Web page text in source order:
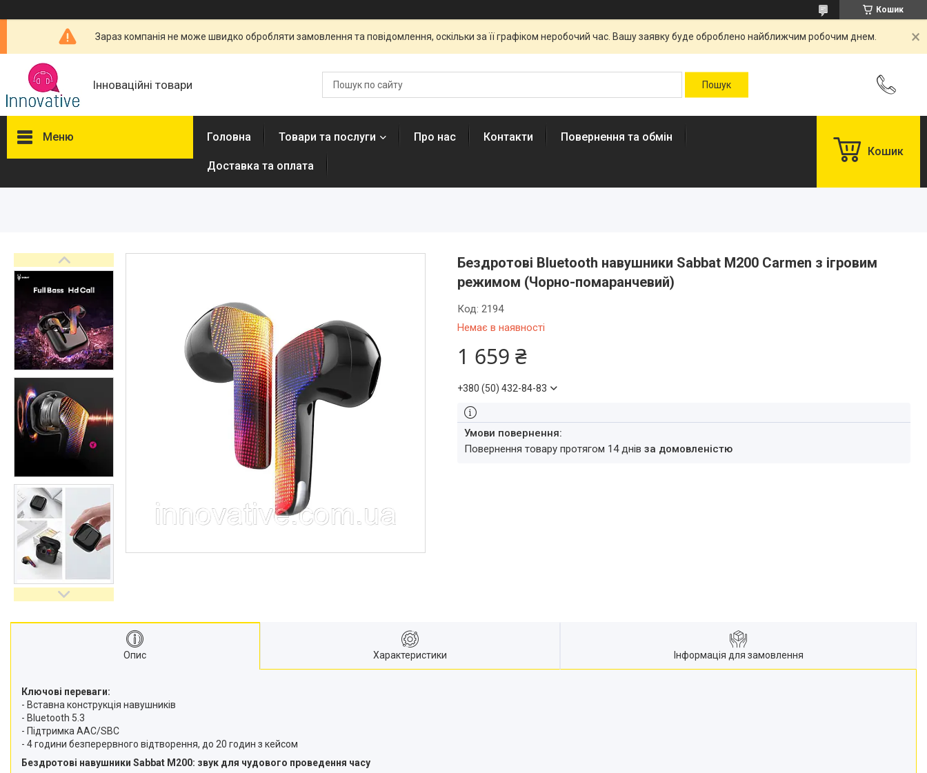
Кошик
Зараз компанія не може швидко обробляти замовлення та повідомлення, оскільки за її графіком неробочий час. Вашу заявку буде оброблено найближчим робочим днем.
Інноваційні товари
Меню
Доставка та оплата
Повернення та обмін
Головна Товари та послуги Про нас Контакти Повернення та обмін
Доставка та оплата
Кошик
Бездротові Bluetooth навушники Sabbat M200 Carmen з ігровим
режимом (Чорно-помаранчевий)
Немає в наявності
Код: 2194
1 659 ₴
+380 (50) 432-84-83
повернення товару протягом 14 днів за домовленістю
Опис Характеристики Інформація для замовлення
Ключові переваги:
- Вставна конструкція навушників
- Bluetooth 5.3
- Підтримка AAC/SBC
- 4 години безперервного відтворення, до 20 годин з кейсом
Бездротові навушники Sabbat M200: звук для чудового проведення часу